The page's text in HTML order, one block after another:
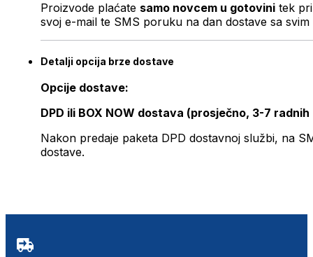
Proizvode plaćate samo novcem u gotovini tek
svoj e-mail te SMS poruku na dan dostave sa svim
Detalji opcija brze dostave
Opcije dostave:
DPD ili BOX NOW dostava (prosječno, 3-7 radnih
Nakon predaje paketa DPD dostavnoj službi, na
dostave.